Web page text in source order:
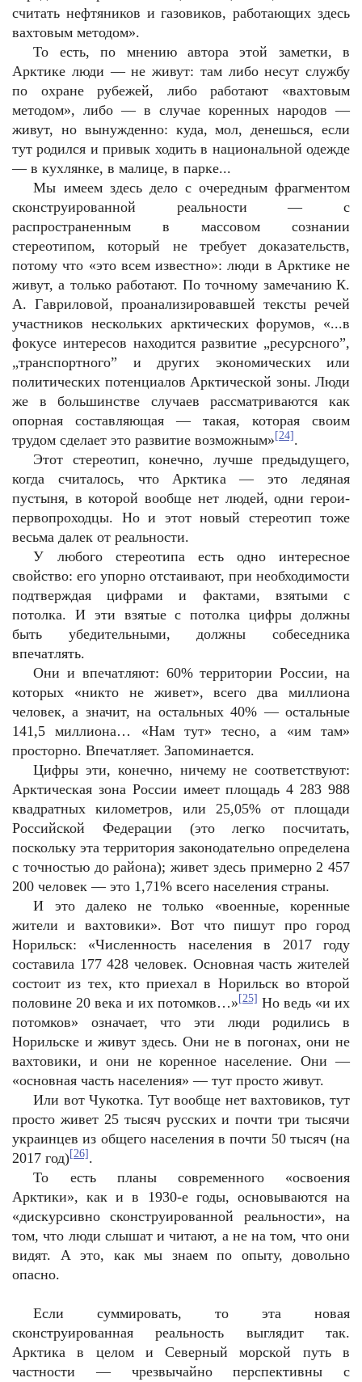
считать нефтяников и газовиков, работающих здесь
вахтовым методом».
То есть, по мнению автора этой заметки, в
Арктике люди — не живут: там либо несут службу
по охране рубежей, либо работают «вахтовым
методом», либо — в случае коренных народов —
живут, но вынужденно: куда, мол, денешься, если
тут родился и привык ходить в национальной одежде
— в кухлянке, в малице, в парке...
Мы имеем здесь дело с очередным фрагментом
сконструированной реальности — с
распространенным в массовом сознании
стереотипом, который не требует доказательств,
потому что «это всем известно»: люди в Арктике не
живут, а только работают. По точному замечанию К.
А. Гавриловой, проанализировавшей тексты речей
участников нескольких арктических форумов, «...в
фокусе интересов находится развитие „ресурсного”,
„транспортного” и других экономических или
политических потенциалов Арктической зоны. Люди
же в большинстве случаев рассматриваются как
опорная составляющая — такая, которая своим
трудом сделает это развитие возможным» [24] .
Этот стереотип, конечно, лучше предыдущего,
когда считалось, что Арктика — это ледяная
пустыня, в которой вообще нет людей, одни герои-
первопроходцы. Но и этот новый стереотип тоже
весьма далек от реальности.
У любого стереотипа есть одно интересное
свойство: его упорно отстаивают, при необходимости
подтверждая цифрами и фактами, взятыми с
потолка. И эти взятые с потолка цифры должны
быть убедительными, должны собеседника
впечатлять.
Они и впечатляют: 60% территории России, на
которых «никто не живет», всего два миллиона
человек, а значит, на остальных 40% — остальные
141,5 миллиона… «Нам тут» тесно, а «им там»
просторно. Впечатляет. Запоминается.
Цифры эти, конечно, ничему не соответствуют:
Арктическая зона России имеет площадь 4 283 988
квадратных километров, или
25,05% от площади
Российской Федерации (это легко посчитать,
поскольку эта территория законодательно определена
с точностью до района); живет здесь примерно 2 457
200 человек — это 1,71% всего населения страны.
И это далеко не только «военные, коренные
жители и вахтовики». Вот что пишут про город
Норильск: «Численность населения в 2017 году
составила 177 428 человек. Основная часть жителей
состоит из тех, кто приехал в Норильск во второй
половине 20 века и их потомков…» [25] Но ведь «и их
потомков» означает, что эти люди родились в
Норильске и живут здесь. Они не в погонах, они не
вахтовики, и они не коренное население. Они —
«основная часть населения» — тут просто живут.
Или вот Чукотка. Тут вообще нет вахтовиков, тут
просто живет 25 тысяч русских и почти три тысячи
украинцев из общего населения в почти 50 тысяч (на
2017 год)[26] .
То есть планы современного «освоения
Арктики», как и в 1930-е годы, основываются на
«дискурсивно сконструированной реальности», на
том, что люди слышат и читают, а не на том, что они
видят. А это, как мы знаем по опыту, довольно
опасно.
Если суммировать, то эта новая
сконструированная реальность выглядит так.
Арктика в целом и Северный морской путь в
частности — чрезвычайно перспективны с